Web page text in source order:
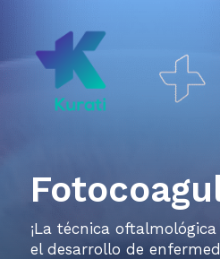
contenido
¡La técnica
el desarrollo de